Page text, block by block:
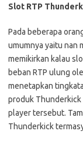
Slot RTP
Pada beberapa
umumnya yaitu nan
memikirkan kalau
beban RTP ulung
menetapkan
produk
player tersebut.
Thunderkick